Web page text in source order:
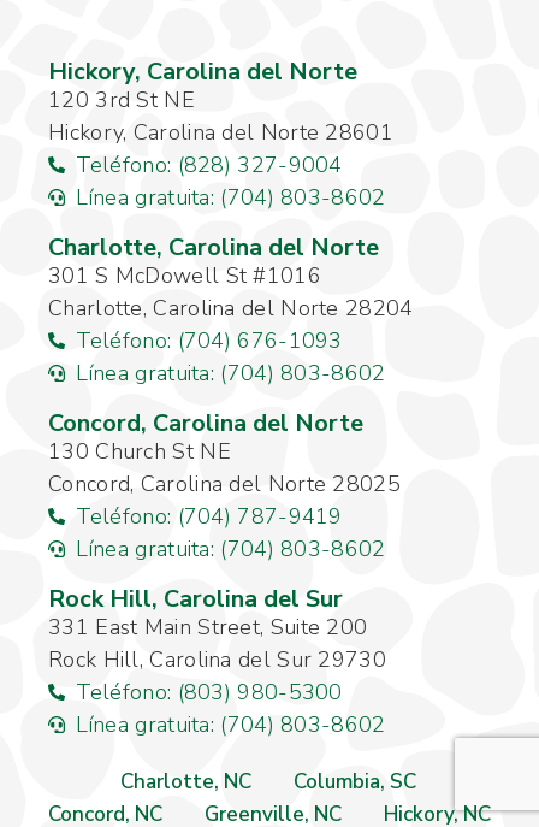
Hickory, Carolina del Norte
120 3rd St NE
Hickory, Carolina del Norte 28601
Teléfono: (828) 327-9004
Línea gratuita: (704) 803-8602
Charlotte, Carolina del Norte
301 S McDowell St #1016
Charlotte, Carolina del Norte 28204
Teléfono: (704) 676-1093
Línea gratuita: (704) 803-8602
Concord, Carolina del Norte
130 Church St NE
Concord, Carolina del Norte 28025
Teléfono: (704) 787-9419
Línea gratuita: (704) 803-8602
Rock Hill, Carolina del Sur
331 East Main Street, Suite 200
Rock Hill, Carolina del Sur 29730
Teléfono: (803) 980-5300
Línea gratuita: (704) 803-8602
Charlotte, NC
Columbia, SC
Concord, NC
Greenville, NC Hickory, NC